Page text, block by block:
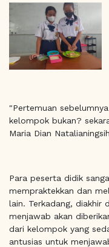
"Pertemuan
kelompok bukan?
Maria Dian
Para peserta didik
mempraktekkan dan
lain. Terkadang, diakhir
menjawab akan
dari kelompok yang
antusias untuk